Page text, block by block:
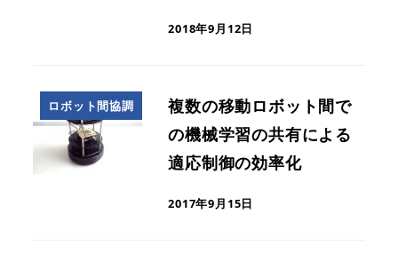
2018年9月12日
ロボット間協調
複数の移動ロボット間で
の機械学習の共有による
適応制御の効率化
2017年9月15日